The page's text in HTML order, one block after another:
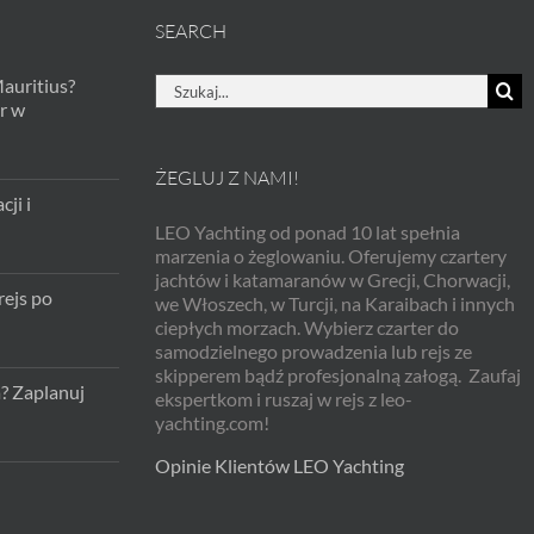
w
i
po
Zaplanuj
SEARCH
Szukaj
ŻEGLUJ Z NAMI!
LEO Yachting od ponad 10 lat spełnia
marzenia o żeglowaniu. Oferujemy czartery
jachtów i katamaranów w Grecji, Chorwacji,
we Włoszech, w Turcji, na Karaibach i innych
ciepłych morzach. Wybierz czarter do
samodzielnego prowadzenia lub rejs ze
skipperem bądź profesjonalną załogą. Zaufaj
ekspertkom i ruszaj w rejs z leo-
yachting.com!
Opinie Klientów LEO Yachting